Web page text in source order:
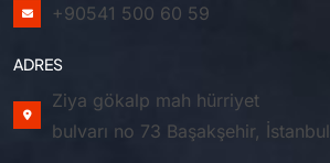
+90541 500 60 59
ADRES
Ziya gökalp mah hürriyet
bulvarı no 73 Başakşehir, İstanbul